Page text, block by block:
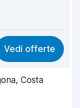
8,5
8,2
Vedi offerte
Costa